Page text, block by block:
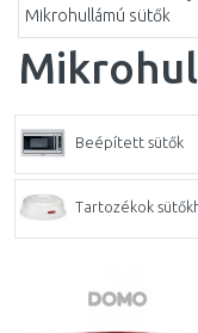
Mikrohullámú sütők
Beépített sütők
Tartozékok